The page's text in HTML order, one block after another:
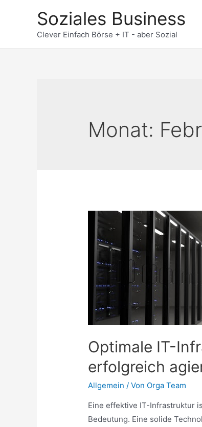
Soziales Business
Clever Einfach Börse + IT - aber Sozial
Monat:
Optimale IT-
erfolgreich
Allgemein / Von Orga Team
Eine effektive IT-Infrastruktur
Bedeutung. Eine solide